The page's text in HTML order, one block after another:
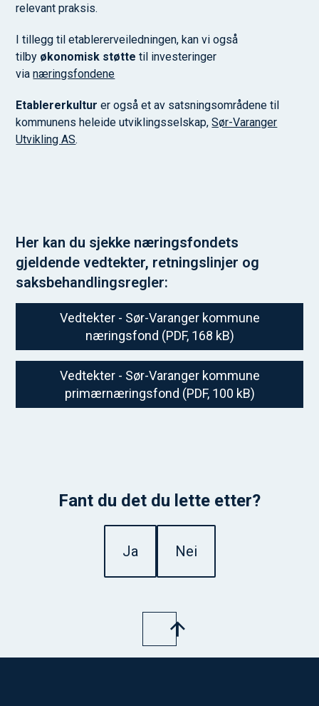
relevant praksis.
I tillegg til etablererveiledningen, kan vi også
tilby økonomisk støtte til investeringer
vianæringsfondene
Etablererkultur er også et av satsningsområdene til
kommunens heleide utviklingsselskap,Sør-Varanger
Utvikling AS.
Her kan du sjekke næringsfondets
gjeldende vedtekter, retningslinjer og
saksbehandlingsregler:
Vedtekter - Sør-Varanger kommune
næringsfond (PDF, 168 kB)
Vedtekter - Sør-Varanger kommune
primærnæringsfond (PDF, 100 kB)
Fant du det du lette etter?
Ja Nei